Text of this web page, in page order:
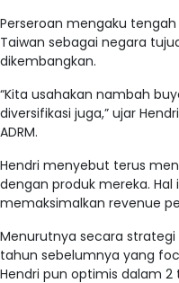
Perseroan mengaku
Taiwan sebagai negara
dikembangkan.
“Kita usahakan nambah
diversifikasi juga,” ujar
ADRM.
Hendri menyebut terus
dengan produk mereka. Hal
memaksimalkan revenue
Menurutnya secara strategi
tahun sebelumnya yang
Hendri pun optimis dalam